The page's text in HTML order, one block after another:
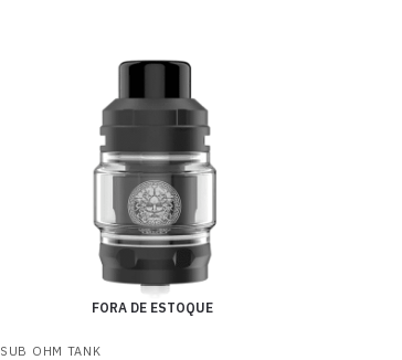
FORA DE ESTOQUE
SUB OHM TANK